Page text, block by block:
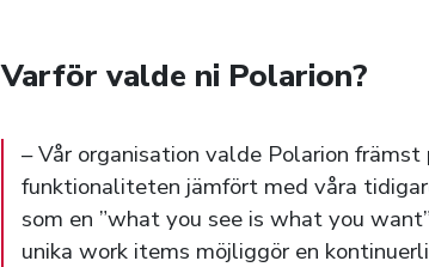
Varför valde ni Polarion?
– Vår organisation valde Polarion
funktionaliteten jämfört med våra
som en ”what you see is what you
unika work items möjliggör en